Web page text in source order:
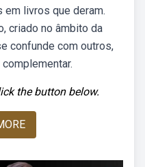
livros que deram.
criado no âmbito da
confunde com outros,
the button below.